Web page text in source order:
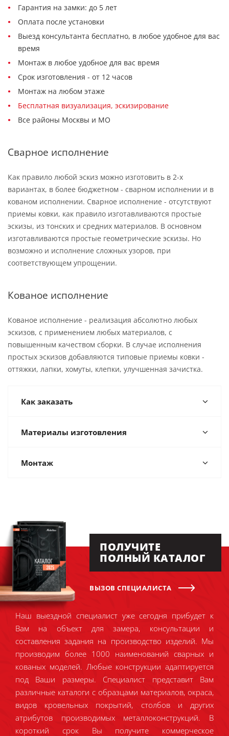
Гарантия на замки: до 5 лет
Оплата после установки
Выезд консультанта бесплатно, в любое удобное для вас
время
Монтаж в любое удобное для вас время
Срок изготовления - от 12 часов
Монтаж на любом этаже
Бесплатная визуализация, эскизирование
Все районы Москвы и МО
Сварное исполнение
Как правило любой эскиз можно изготовить в 2-х
вариантах, в более бюджетном - сварном исполнении и в
кованом исполнении. Сварное исполнение - отсутствуют
приемы ковки, как правило изготавливаются простые
эскизы, из тонских и средних материалов. В основном
изготавливаются простые геометрические эскизы. Но
возможно и исполнение сложных узоров, при
соответствующем упрощении.
Кованое исполнение
Кованое исполнение - реализация абсолютно любых
эскизов, с применением любых материалов, с
повышенным качеством сборки. В случае исполнения
простых эскизов добавляются типовые приемы ковки -
оттяжки, лапки, хомуты, клепки, улучшенная зачистка.
Как заказать
Материалы изготовления
Монтаж
ПОЛУЧИТЕ
ПОЛНЫЙ КАТАЛОГ
ВЫЗОВ СПЕЦИАЛИСТА
Наш выездной специалист уже сегодня прибудет к
Вам на объект для замера, консультации и
составления задания на производство изделий. Мы
производим более 1000 наименований сварных и
кованых моделей. Любые конструкции адаптируется
под Ваши размеры. Специалист представит Вам
различные каталоги с образцами материалов, окраса,
видов кровельных покрытий, столбов и других
атрибутов производимых металлоконструкций. В
короткий срок Вы получите коммерческое